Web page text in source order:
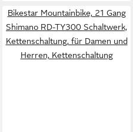
Bikestar Mountainbike, 21 Gang
Shimano RD-TY300 Schaltwerk,
Kettenschaltung, für Damen und
Herren, Kettenschaltung